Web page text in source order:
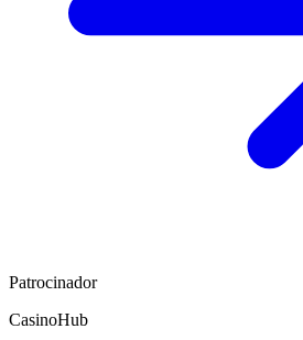
Patrocinador
CasinoHub